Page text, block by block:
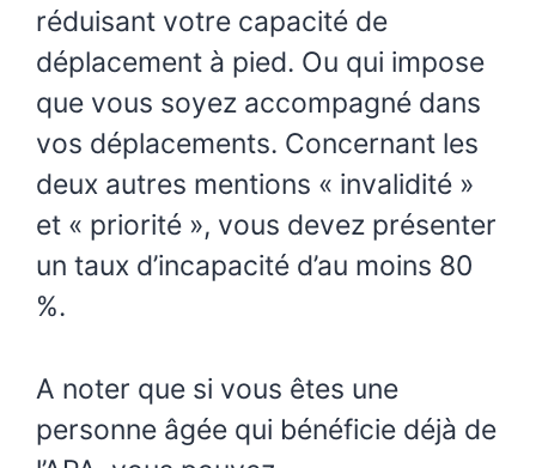
réduisant votre capacité de
déplacement à pied. Ou qui impose
que vous soyez accompagné dans
vos déplacements. Concernant les
deux autres mentions « invalidité »
et « priorité », vous devez présenter
un taux d’incapacité d’au moins 80
%.
A noter que si vous êtes une
personne âgée qui bénéficie déjà de